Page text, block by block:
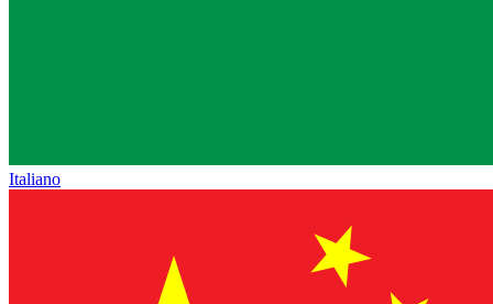
Italiano